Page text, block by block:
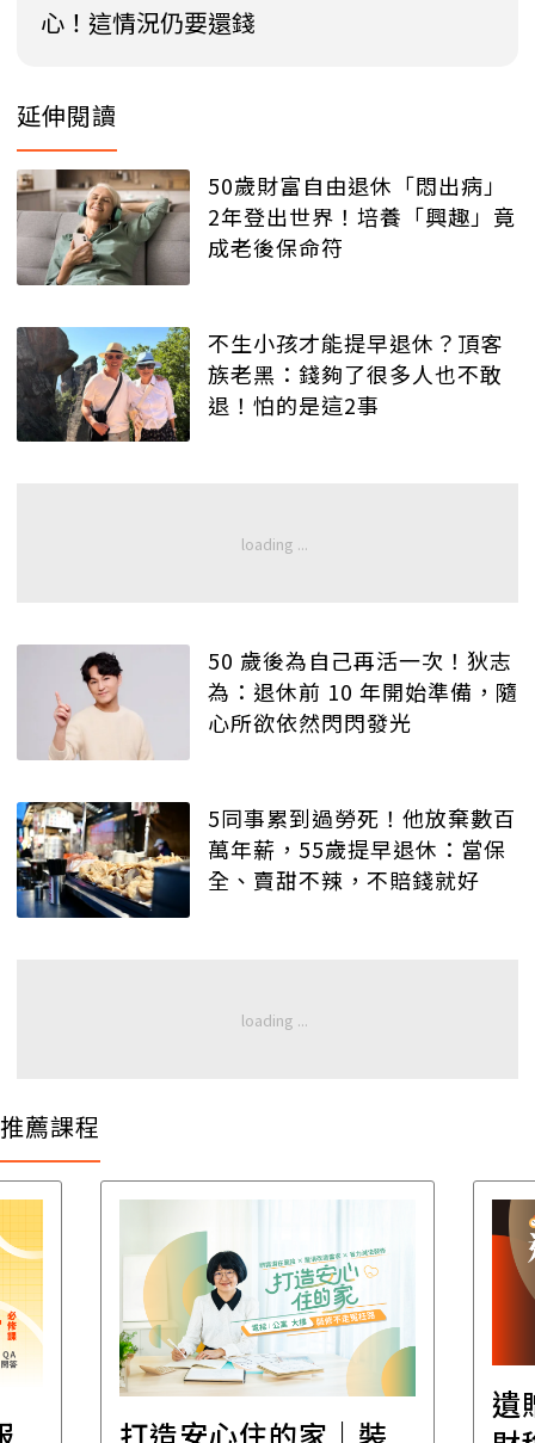
心！這情況仍要還錢
延伸閱讀
50歲財富自由退休「悶出病」
2年登出世界！培養「興趣」竟
成老後保命符
不生小孩才能提早退休？頂客
族老黑：錢夠了很多人也不敢
退！怕的是這2事
50 歲後為自己再活一次！狄志
為：退休前 10 年開始準備，隨
心所欲依然閃閃發光
5同事累到過勞死！他放棄數百
萬年薪，55歲提早退休：當保
全、賣甜不辣，不賠錢就好
推薦課程
打造安心住的家｜裝
遺